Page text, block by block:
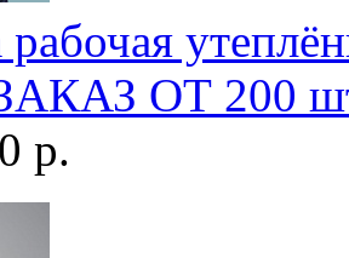
рабочая
ОТ 200
р.